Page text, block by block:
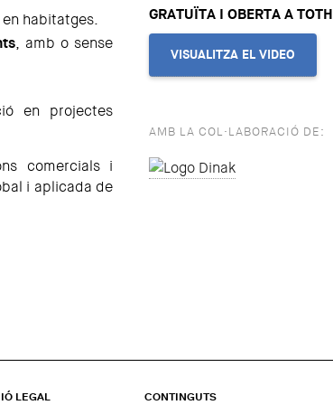
en habitatges.
, amb o sense
en projectes
comercials i
i aplicada de
GRATUÏTA I OBERTA A
VISUALITZA EL VIDEO
AMB LA COL·LABORACIÓ DE:
LEGAL CONTINGUTS